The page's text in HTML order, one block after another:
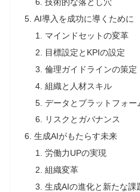
技術的な落とし穴
AI導入を成功に導くために
マインドセットの変革
目標設定とKPIの設定
倫理ガイドラインの策定
組織と人材スキル
データとプラットフォー
リスクとガバナンス
生成AIがもたらす未来
労働力UPの実現
組織変革
生成AIの進化と新たな課